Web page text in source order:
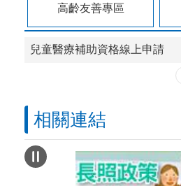
高齡友善專區
兒童醫療補助資格線上申請
相關連結